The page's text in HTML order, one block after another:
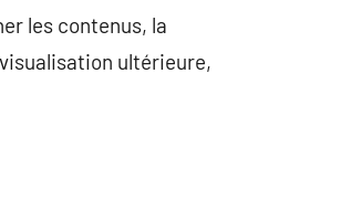
les contenus, la
ultérieure,